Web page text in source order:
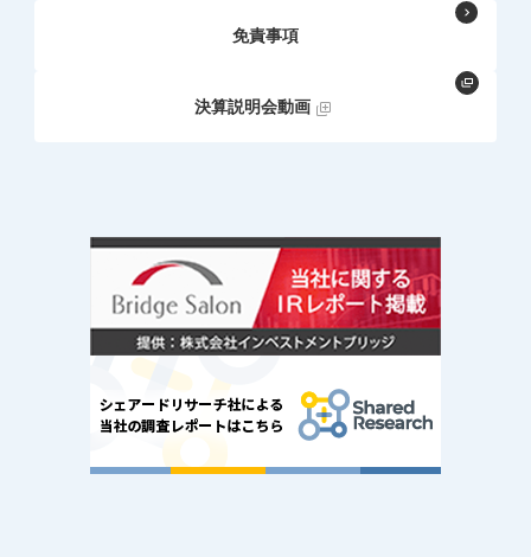
免責事項
決算説明会動画